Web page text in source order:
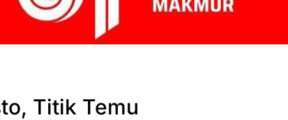
Titik Temu